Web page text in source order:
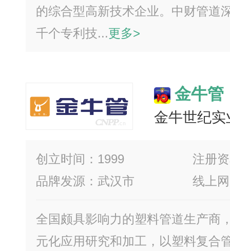
的综合型高新技术企业。中财管道
千个专利技...更多>
金牛管
金牛世纪
创立时间：1999
注册
品牌发源：武汉市
线上
全国颇具影响力的塑料管道生产商
元化应用研究和加工，以塑料复合